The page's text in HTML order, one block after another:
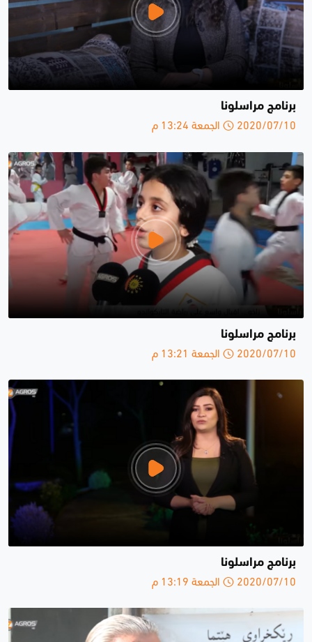
برنامج مراسلونا
2020/07/10 الجمعة 13:24 م
برنامج مراسلونا
2020/07/10 الجمعة 13:21 م
برنامج مراسلونا
2020/07/10 الجمعة 13:19 م